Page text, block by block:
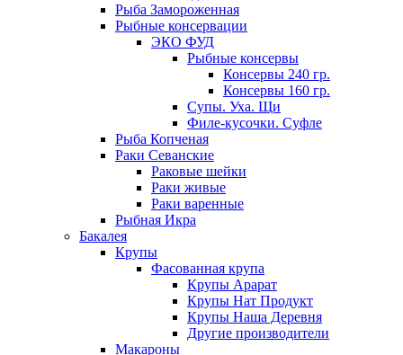
Рыба Замороженная
Рыбные консервации
ЭКО ФУД
Рыбные консервы
Консервы 240 гр.
Консервы 160 гр.
Супы. Уха. Щи
Филе-кусочки. Суфле
Рыба Копченая
Раки Севанские
Раковые шейки
Раки живые
Раки варенные
Рыбная Икра
Бакалея
Крупы
Фасованная крупа
Крупы Арарат
Крупы Нат Продукт
Крупы Наша Деревня
Другие производители
Макароны